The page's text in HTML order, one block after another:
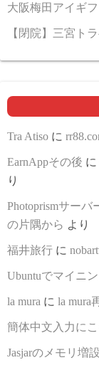
大阪梅田アイギ
【閉院】三宮ト
Tra Atiso に
EarnAppその後 に
り
Photoprismサーバ
の片隅から より
福井旅行 に
Ubuntuでマイニ
la mura に la mura
簡体中文入力に
Jasjarのメモリ増設